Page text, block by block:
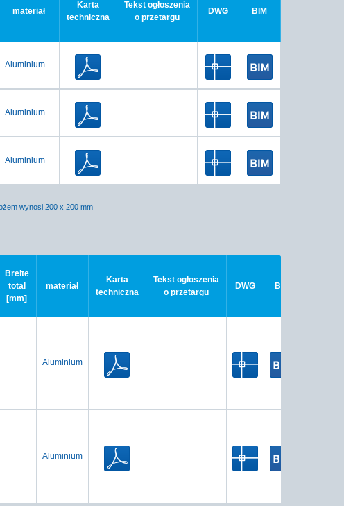
materiał
Karta
techniczna
Tekst ogłoszenia
o przetargu
DWG BIM
Aluminium
Aluminium
Aluminium
wynosi 200 x 200 mm
Breite
total
[mm]
materiał
Karta
techniczna
Tekst ogłoszenia
o przetargu
DWG BIM
Aluminium
Aluminium